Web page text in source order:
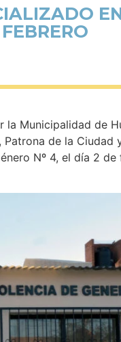
Municipalidad de
de la Ciudad
Nº 4, el día 2